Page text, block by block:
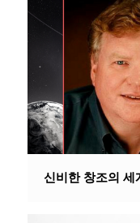
신비한 창조의 세